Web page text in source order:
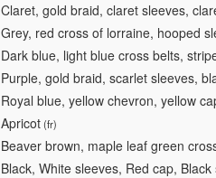
Claret, gold braid, claret sleeves,
Grey, red cross of lorraine, hooped
Dark blue, light blue cross belts,
Purple, gold braid, scarlet sleeves,
Royal blue, yellow chevron, yellow
Apricot(fr)
Beaver brown, maple leaf green
Black, White sleeves, Red cap, Black